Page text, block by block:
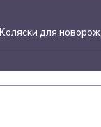
Коляски для